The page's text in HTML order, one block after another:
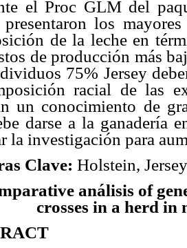
el Proc GLM del
presentaron los
de la leche en
de producción más
75% Jersey
racial de las
un conocimiento de
darse a la ganadería
la investigación para
Clave: Holstein,
análisis of
crosses in a herd